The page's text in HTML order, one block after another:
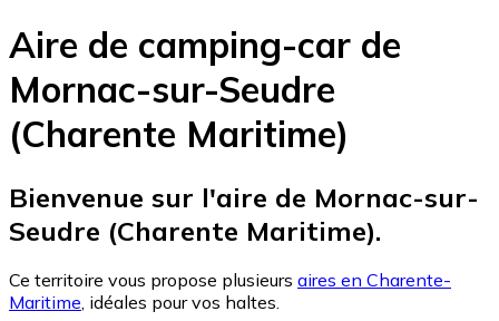
Aire de camping-car de
Mornac-sur-Seudre
(Charente Maritime)
Bienvenue sur l'aire de Mornac-sur-
Seudre (Charente Maritime).
Ce territoire vous propose plusieurs aires en Charente-
Maritime, idéales pour vos haltes.